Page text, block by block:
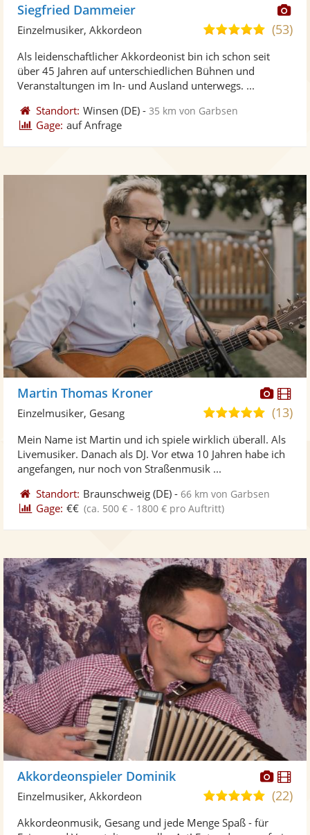
Siegfried Dammeier
5,0
5
(53)
Einzelmusiker, Akkordeon
Als leidenschaftlicher Akkordeonist bin ich schon seit
über 45 Jahren auf unterschiedlichen Bühnen und
Veranstaltungen im In- und Ausland unterwegs. ...
Standort: Winsen (DE) -35 km von Garbsen
Gage: auf Anfrage
Fotos
Martin Thomas Kroner
5,0
5
(13)
Einzelmusiker, Gesang
Mein Name ist Martin und ich spiele wirklich überall. Als
Livemusiker. Danach als DJ. Vor etwa 10 Jahren habe ich
angefangen, nur noch von Straßenmusik ...
Standort: Braunschweig (DE) -66 km von Garbsen
Gage: €€ (ca. 500 € - 1800 € pro Auftritt)
Akkordeonspieler Dominik
5,0
5
(22)
Einzelmusiker, Akkordeon
Akkordeonmusik, Gesang und jede Menge Spaß - für